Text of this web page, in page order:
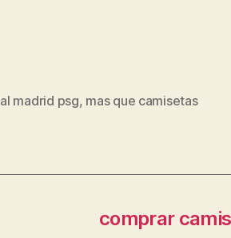
madrid psg, mas que camisetas
comprar